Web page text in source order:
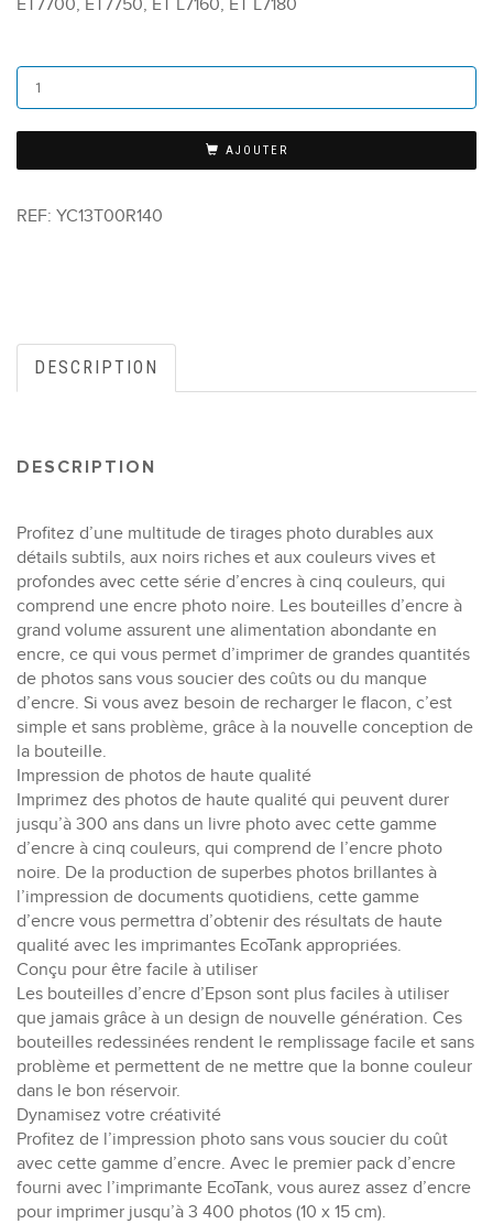
AJOUTER
REF: YC13T00R140
DESCRIPTION
DESCRIPTION
Profitez d’une multitude de tirages photo durables aux
détails subtils, aux noirs riches et aux couleurs vives et
profondes avec cette série d’encres à cinq couleurs, qui
comprend une encre photo noire. Les bouteilles d’encre à
grand volume assurent une alimentation abondante en
encre, ce qui vous permet d’imprimer de grandes quantités
de photos sans vous soucier des coûts ou du manque
d’encre. Si vous avez besoin de recharger le flacon, c’est
simple et sans problème, grâce à la nouvelle conception de
la bouteille.
Impression de photos de haute qualité
Imprimez des photos de haute qualité qui peuvent durer
jusqu’à 300 ans dans un livre photo avec cette gamme
d’encre à cinq couleurs, qui comprend de l’encre photo
noire. De la production de superbes photos brillantes à
l’impression de documents quotidiens, cette gamme
d’encre vous permettra d’obtenir des résultats de haute
qualité avec les imprimantes EcoTank appropriées.
Conçu pour être facile à utiliser
Les bouteilles d’encre d’Epson sont plus faciles à utiliser
que jamais grâce à un design de nouvelle génération. Ces
bouteilles redessinées rendent le remplissage facile et sans
problème et permettent de ne mettre que la bonne couleur
dans le bon réservoir.
Dynamisez votre créativité
Profitez de l’impression photo sans vous soucier du coût
avec cette gamme d’encre. Avec le premier pack d’encre
fourni avec l’imprimante EcoTank, vous aurez assez d’encre
pour imprimer jusqu’à 3 400 photos (10 x 15 cm).